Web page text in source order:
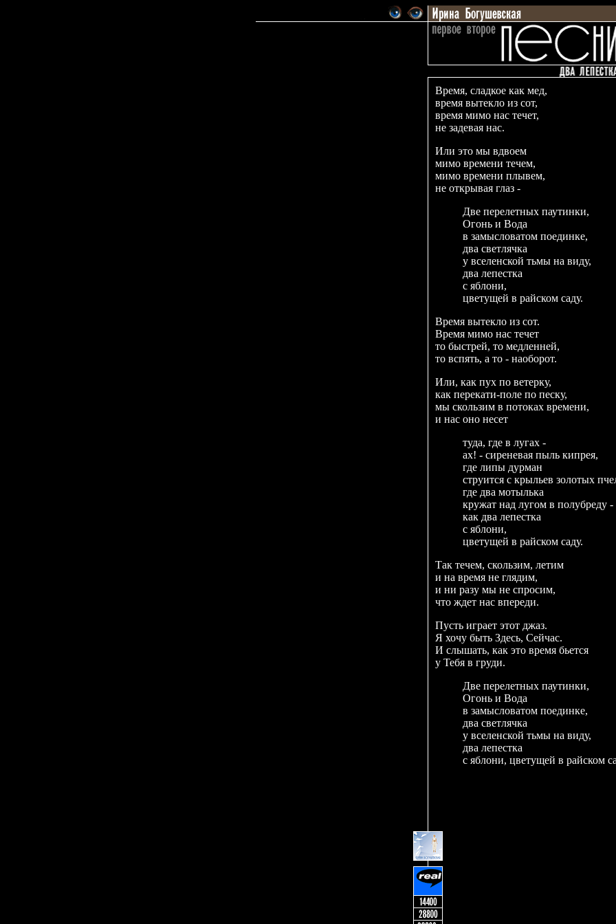
Время, сладкое как мед,
время вытекло из сот,
время мимо нас течет,
не задевая нас.
Или это мы вдвоем
мимо времени течем,
мимо времени плывем,
не открывая глаз -
Две перелетных паутинки,
Огонь и Вода
в замысловатом поединке,
два светлячка
у вселенской тьмы на виду,
два лепестка
с яблони,
цветущей в райском саду.
Время вытекло из сот.
Время мимо нас течет
то быстрей, то медленней,
то вспять, а то - наоборот.
Или, как пух по ветерку,
как перекати-поле по песку,
мы скользим в потоках времени,
и нас оно несет
туда, где в лугах -
ах! - сиреневая пыль кипрея,
где липы дурман
струится с крыльев золотых
где два мотылька
кружат над лугом в полубреду -
как два лепестка
с яблони,
цветущей в райском саду.
Так течем, скользим, летим
и на время не глядим,
и ни разу мы не спросим,
что ждет нас впереди.
Пусть играет этот джаз.
Я хочу быть Здесь, Сейчас.
И слышать, как это время бьется
у Тебя в груди.
Две перелетных паутинки,
Огонь и Вода
в замысловатом поединке,
два светлячка
у вселенской тьмы на виду,
два лепестка
с яблони, цветущей в райском